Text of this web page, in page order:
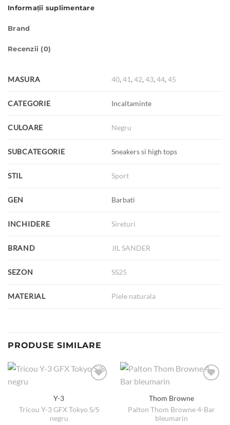
Informații suplimentare
Brand
Recenzii (0)
MASURA 40,41,42,43,44,45
CATEGORIE Incaltaminte
CULOARE Negru
SUBCATEGORIE Sneakers si high tops
STIL Sport
GEN Barbati
INCHIDERE Sireturi
BRAND JIL SANDER
SEZON SS25
MATERIAL Piele naturala
PRODUSE SIMILARE
Y-3
Tricou Y-3 GFX Tokyo S/S
negru
Thom Browne
Palton Thom Browne 4-Bar
bleumarin